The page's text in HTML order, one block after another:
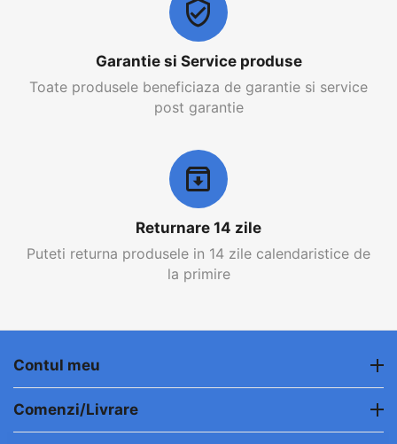
Garantie si Service produse
Toate produsele beneficiaza de garantie si service
post garantie
Returnare 14 zile
Puteti returna produsele in 14 zile calendaristice de
la primire
Contul meu
Comenzi/Livrare